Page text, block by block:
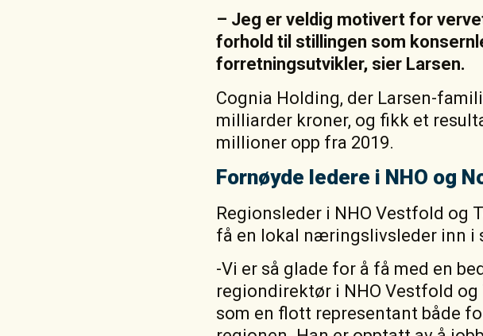
– Jeg er veldig motivert for
forhold til stillingen som
forretningsutvikler, sier Larsen.
Cognia Holding, der Larsen-
milliarder kroner, og fikk et
millioner opp fra 2019.
Fornøyde ledere i NHO og
Regionsleder i NHO Vestfold og
få en lokal næringslivsleder inn i
-Vi er så glade for å få med en
regiondirektør i NHO Vestfold
som en flott representant både